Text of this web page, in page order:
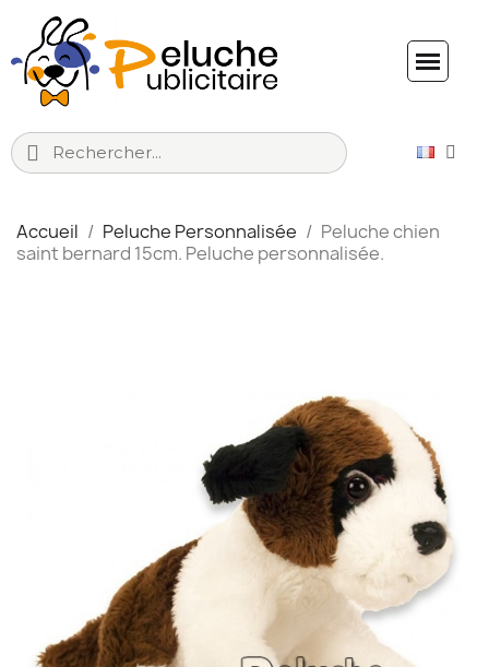
Accueil Peluche Personnalisée
Peluche chien
saint bernard 15cm. Peluche personnalisée.